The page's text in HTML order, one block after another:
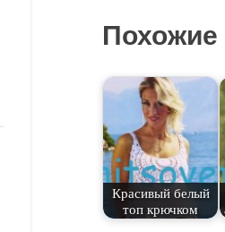
Красивый белый
топ крючком